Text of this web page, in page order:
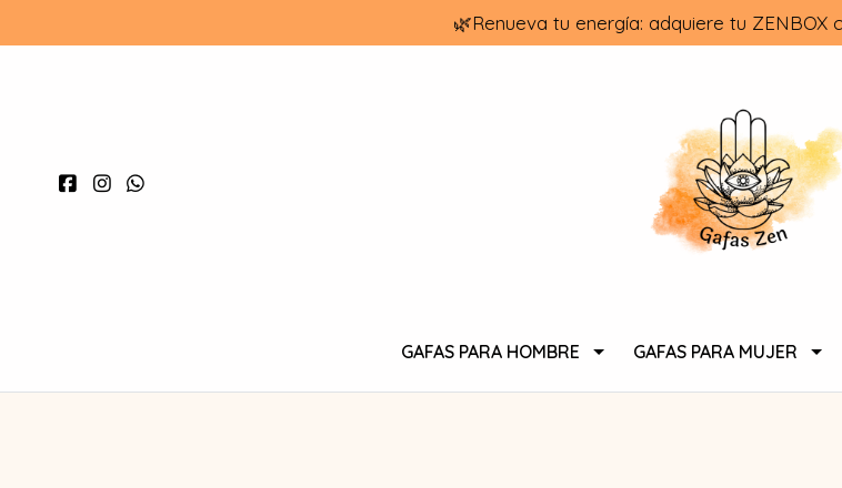
🌿Renueva tu energía: adquiere tu ZENBOX
GAFAS PARA HOMBRE GAFAS PARA MUJER